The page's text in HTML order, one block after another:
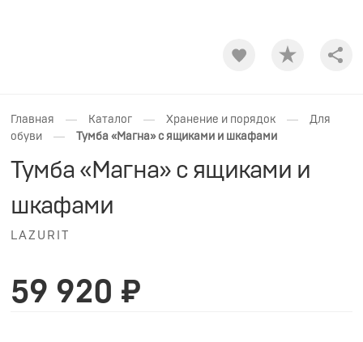
Главная — Каталог — Хранение и порядок —
Для
обуви
— Тумба «Магна» с ящиками и шкафами
Тумба «Магна» с ящиками и
шкафами
LAZURIT
59 920 ₽